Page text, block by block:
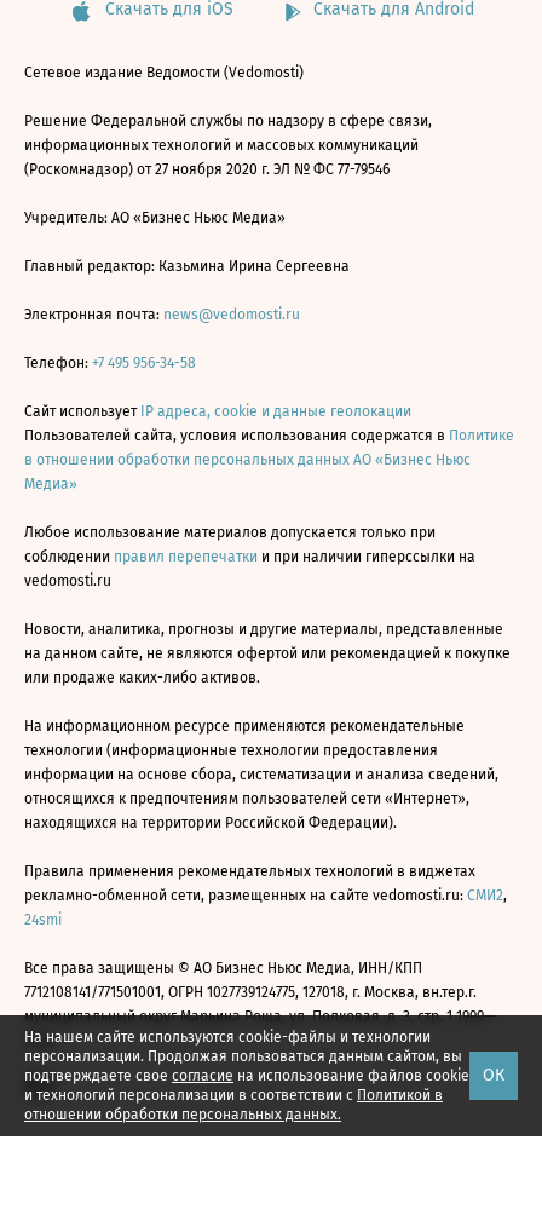
На нашем сайте используются cookie-файлы и технологии
персонализации. Продолжая пользоваться данным сайтом, вы
подтверждаете свое согласие на использование файлов cookie
и технологий персонализации в соответствии с Политикой в
отношении обработки персональных данных.
ОК
Скачать для iOS Скачать для Android
Сетевое издание Ведомости (Vedomosti)
Решение Федеральной службы по надзору в сфере связи,
информационных технологий и массовых коммуникаций
(Роскомнадзор) от 27 ноября 2020 г. ЭЛ № ФС 77-79546
Учредитель: АО «Бизнес Ньюс Медиа»
Главный редактор: Казьмина Ирина Сергеевна
Электронная почта: news@vedomosti.ru
Телефон: +7 495 956-34-58
Сайт использует IP адреса, cookie и данные геолокации
Пользователей сайта, условия использования содержатся в Политике
в отношении обработки персональных данных АО «Бизнес Ньюс
Медиа»
Любое использование материалов допускается только при
соблюдении правил перепечатки и при наличии гиперссылки на
vedomosti.ru
Новости, аналитика, прогнозы и другие материалы, представленные
на данном сайте, не являются офертой или рекомендацией к покупке
или продаже каких-либо активов.
На информационном ресурсе применяются рекомендательные
технологии (информационные технологии предоставления
информации на основе сбора, систематизации и анализа сведений,
относящихся к предпочтениям пользователей сети «Интернет»,
находящихся на территории Российской Федерации).
Правила применения рекомендательных технологий в виджетах
рекламно-обменной сети, размещенных на сайте vedomosti.ru: СМИ2,
24smi
Все права защищены © АО Бизнес Ньюс Медиа, ИНН/КПП
7712108141/771501001, ОГРН 1027739124775, 127018, г. Москва, вн.тер.г.
муниципальный округ Марьина Роща, ул. Полковая, д. 3, стр. 1 1999—
2026